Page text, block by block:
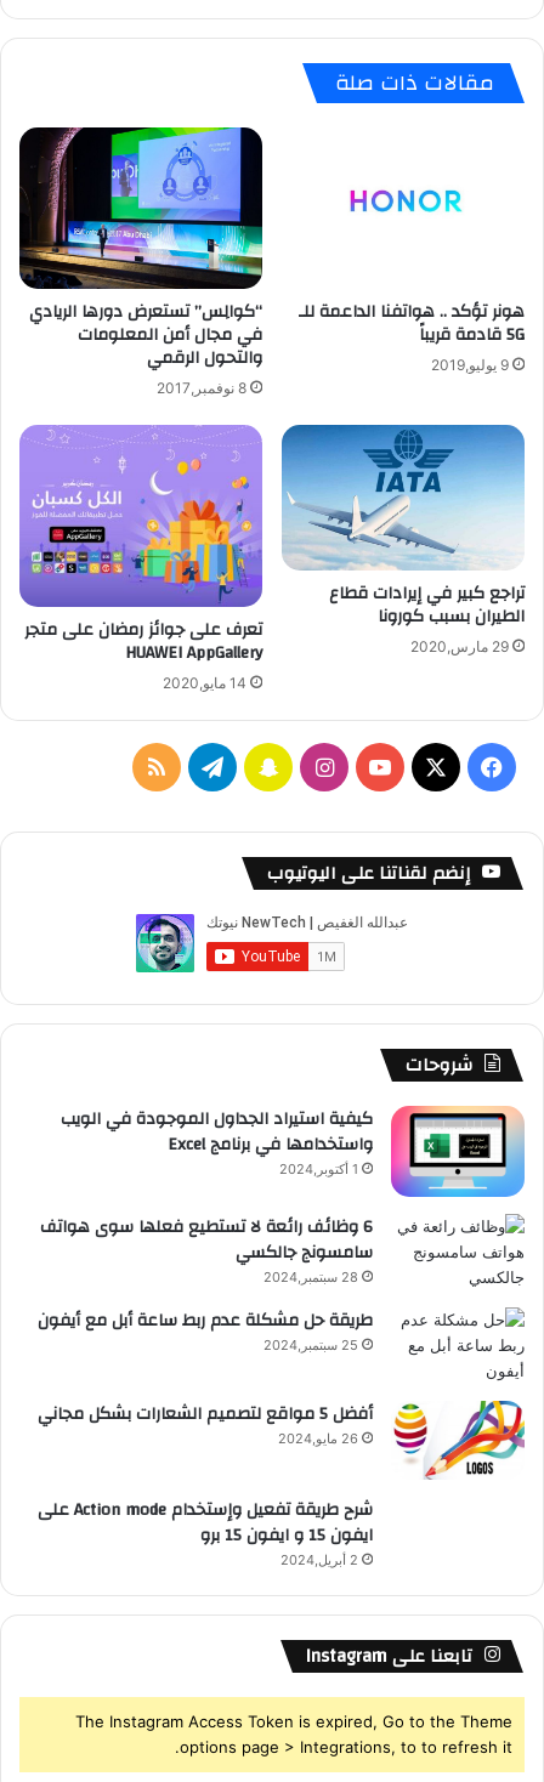
سعودية"
الجيل
الحادي
التكنولوجية
المنطقة
مقالات ذات صلة
هونر تؤكد .. هواتفنا الداعمة للـ
5G قادمة قريباً
9 يوليو,2019
“كوالِس” تستعرض دورها الريادي
في مجال أمن المعلومات
والتحول الرقمي
8 نوفمبر,2017
تراجع كبير في إيرادات قطاع
الطيران بسبب كورونا
29 مارس,2020
تعرف على جوائز رمضان على متجر
HUAWEI AppGallery
14 مايو,2020
فيسبوك
‫X
‫YouTubeانستقرامسناب تيلقرامملخص
إنضم لقناتنا على اليوتيوب
شروحات
كيفية استيراد الجداول الموجودة في الويب
واستخدامها في برنامج Excel
1 أكتوبر,2024
6 وظائف رائعة لا تستطيع فعلها سوى هواتف
سامسونج جالكسي
28 سبتمبر,2024
طريقة حل مشكلة عدم ربط ساعة أبل مع أيفون
25 سبتمبر,2024
أفضل 5 مواقع لتصميم الشعارات بشكل مجاني
26 مايو,2024
شرح طريقة تفعيل وإستخدام Action mode على
ايفون 15 و ايفون 15 برو
2 أبريل,2024
تابعنا على Instagram
The Instagram Access Token is expired, Go to the Theme
options page > Integrations, to to refresh it.